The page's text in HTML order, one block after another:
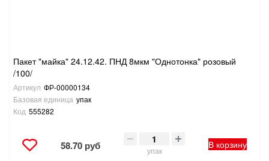
Пакет "майка" 24.12.42. ПНД 8мкм "Однотонка" розовый
/100/
Артикул ФР-00000134
Базовая единица упак
Код 555282
58.70 руб упак
В корзину